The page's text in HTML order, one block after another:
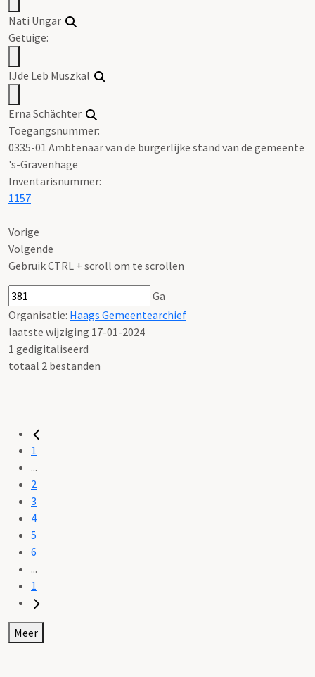
Nati Ungar
Getuige:
IJde Leb Muszkal
Erna Schächter
Toegangsnummer:
0335-01 Ambtenaar van de burgerlijke stand van de gemeente
's-Gravenhage
Inventarisnummer:
1157
Vorige
Volgende
Gebruik CTRL + scroll om te scrollen
Ga
Organisatie: Haags Gemeentearchief
laatste wijziging 17-01-2024
1 gedigitaliseerd
totaal 2 bestanden
1
...
2
3
4
5
6
...
1
Meer